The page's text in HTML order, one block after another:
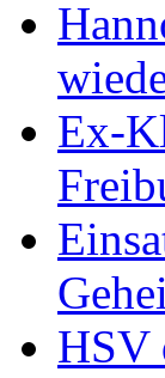
Ex-
HSV